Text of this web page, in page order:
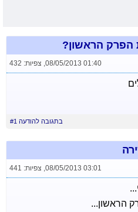
הראשון?
08/05/2013 01:40
, צפיות: 432
בתגובה להודעה #1
08/05/2013 03:01
, צפיות: 441
הראשון...